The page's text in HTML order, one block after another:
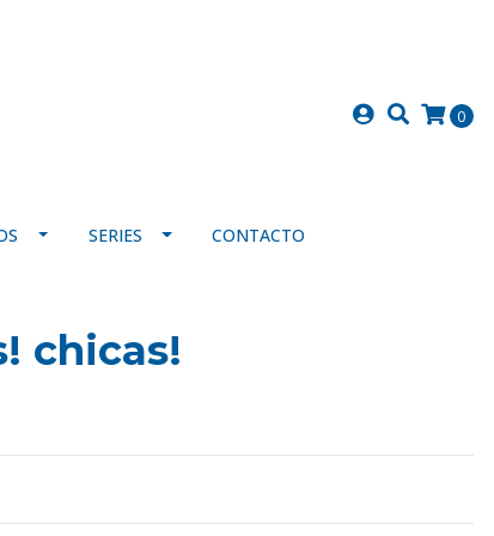
0
SERIES CONTACTO
chicas!